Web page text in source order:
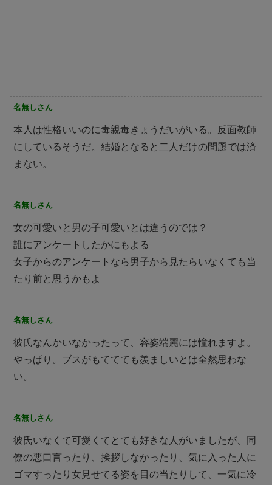
名無しさん
本人は性格いいのに毒親毒きょうだいがいる。反面教師
にしているそうだ。結婚となると二人だけの問題では済
まない。
名無しさん
女の可愛いと男の子可愛いとは違うのでは？
誰にアンケートしたかにもよる
女子からのアンケートなら男子から見たらいなくても当
たり前と思うかもよ
名無しさん
彼氏なんかいなかったって、容姿端麗には憧れますよ。
やっぱり。ブスがもててても羨ましいとは全然思わな
い。
名無しさん
彼氏いなくて可愛くてとても好きな人がいましたが、同
僚の悪口言ったり、挨拶しなかったり、気に入った人に
ゴマすったり女見せてる姿を目の当たりして、一気に冷